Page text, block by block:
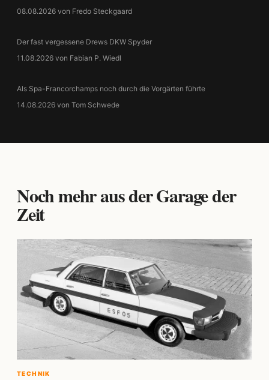
08.08.2026 von Fredo Steckgaard
Der fast vergessene Drews DKW Spyder
11.08.2026 von Fabian P. Wiedl
Als Spa-Francorchamps noch durch die Vorgärten führte
14.08.2026 von Tom Schwede
Noch mehr aus der Garage der
Zeit
TECHNIK